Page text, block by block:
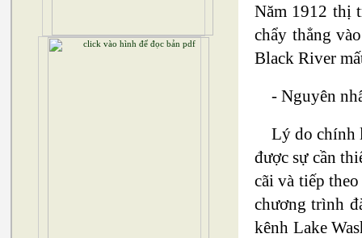
Năm 1912 thị
chẩy thẳng
Black River
- Nguyên
Lý do chính
được sự cần
cãi và tiếp
chương trình
kênh Lake